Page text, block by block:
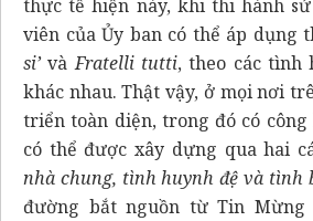
thực tế hiện này, khi thi hành
viên của Ủy ban có thể áp dụng
si’vàFratelli tutti, theo các tình
khác nhau. Thật vậy, ở mọi nơi
triển toàn diện, trong đó có
có thể được xây dựng qua hai
nhà chung, tình huynh đệ và tình
đường bắt nguồn từ Tin Mừng